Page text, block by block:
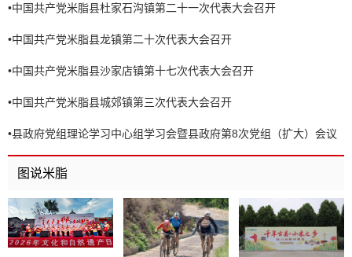
•中国共产党米脂县杜家石沟镇第二十一次代表大会召开
•中国共产党米脂县龙镇第二十次代表大会召开
•中国共产党米脂县沙家店镇第十七次代表大会召开
•中国共产党米脂县城郊镇第三次代表大会召开
•县政府党组理论学习中心组学习会暨县政府第8次党组（扩大）会议
召开
图说米脂